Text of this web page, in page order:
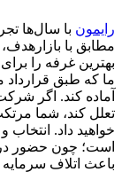
رایمون با سال‌ها
مطابق با
بهترین غرفه را
ما که طبق قرارداد
آماده کند. اگر
تعلل کند، شما
خواهید داد.
است؛ چون حضور
باعث اتلاف